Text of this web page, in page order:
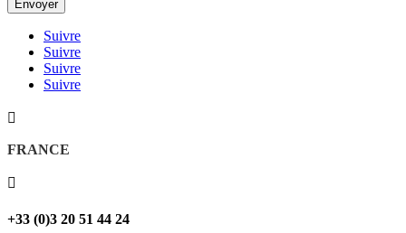
Suivre
Suivre
Suivre
Suivre

FRANCE

+33 (0)3 20 51 44 24